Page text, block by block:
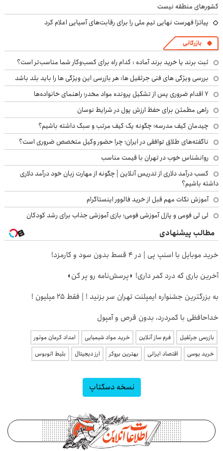
کشورهای منطقه نیست
پیاتزا فهرست نهایی تیم ملی را برای رقابت‌های آسیایی اعلام کرد
بازرگانی
ثبت برند یا خرید برند آماده : کدام راه برای کسب‌وکار شما مناسب‌تر است؟
بررسی ویژگی های فنی جرثقیل ها: هر بازرسی این ویژگی ها را باید بلد باشد
۷ اقدام ضروری پس از تشکیل پرونده مواد مخدر؛ راهنمای خانواده‌ها
راهی مطمئن برای حفظ ارزش پول در شرایط نوسان
چیدمان کیف مدرسه؛ چگونه یک کیف مرتب و سبک داشته باشیم؟
ناگفته‌های طلاق توافقی در ایران؛ چرا حضور وکیل متخصص ضروری است؟
روانشناس خوب در تهران با قیمت مناسب
کسب درآمد دلاری از تدریس آنلاین | چگونه از مهارت زبان خود درآمد دلاری
داشته باشیم؟
آموزش نکات مهم قبل از خرید فالوور اینستاگرام
لی لی فومی و پازل آموزشی فومی؛ بازی آموزشی جذاب برای رشد کودکان
مطالب پیشنهادی
خرید موبایل با اسنپ پی | در ۴ قسط بدون سود و کارمزد!
آخرین باری که درد کمر داری! ◗پرسش‌نامه رو پر کن◖
به بزرگترین جشنواره ایمپلنت تهران سر بزنید ! | فقط ۲۵ میلیون !
خداحافظی با کمردرد، بدون قرص و آمپول
بازرسی جرثقیل فرم ساز آنلاین خرید مواد شیمیایی
امداد کرمان موتور
خرید یوسی
اقتصاد ایرانی بهترین بروکر ارز دیجیتال بلیط اتوبوس
نسخه دسکتاپ